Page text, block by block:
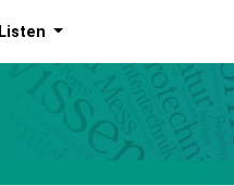
Listen